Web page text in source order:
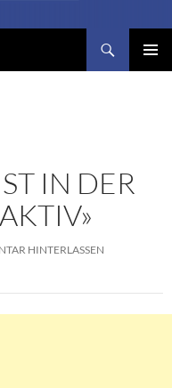
IN DER
HINTERLASSEN